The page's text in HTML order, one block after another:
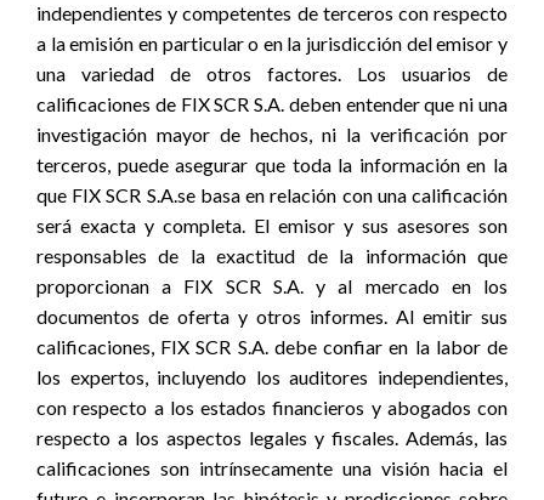
independientes y competentes de terceros con respecto
a la emisión en particular o en la jurisdicción del emisor y
una variedad de otros factores. Los usuarios de
calificaciones de FIX SCR S.A. deben entender que ni una
investigación mayor de hechos, ni la verificación por
terceros, puede asegurar que toda la información en la
que FIX SCR S.A.se basa en relación con una calificación
será exacta y completa. El emisor y sus asesores son
responsables de la exactitud de la información que
proporcionan a FIX SCR S.A. y al mercado en los
documentos de oferta y otros informes. Al emitir sus
calificaciones, FIX SCR S.A. debe confiar en la labor de
los expertos, incluyendo los auditores independientes,
con respecto a los estados financieros y abogados con
respecto a los aspectos legales y fiscales. Además, las
calificaciones son intrínsecamente una visión hacia el